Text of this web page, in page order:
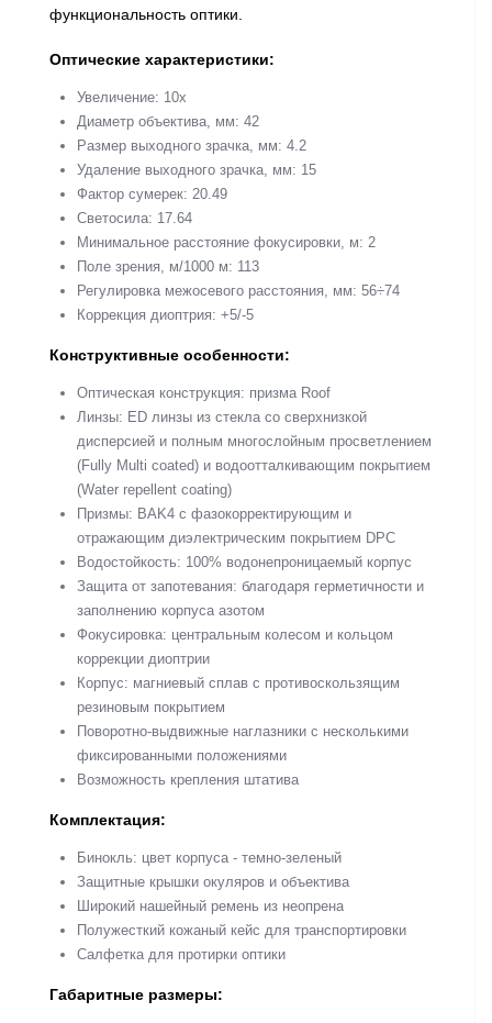
функциональность оптики.
Оптические характеристики:
Увеличение: 10x
Диаметр объектива, мм: 42
Размер выходного зрачка, мм: 4.2
Удаление выходного зрачка, мм: 15
Фактор сумерек: 20.49
Светосила: 17.64
Минимальное расстояние фокусировки, м: 2
Поле зрения, м/1000 м: 113
Регулировка межосевого расстояния, мм: 56÷74
Коррекция диоптрия: +5/-5
Конструктивные особенности:
Оптическая конструкция: призма Roof
Линзы: ED линзы из стекла со сверхнизкой
дисперсией и полным многослойным просветлением
(Fully Multi coated) и водоотталкивающим покрытием
(Water repellent coating)
Призмы: BAK4 с фазокорректирующим и
отражающим диэлектрическим покрытием DPC
Водостойкость: 100% водонепроницаемый корпус
Защита от запотевания: благодаря герметичности и
заполнению корпуса азотом
Фокусировка: центральным колесом и кольцом
коррекции диоптрии
Корпус: магниевый сплав с противоскользящим
резиновым покрытием
Поворотно-выдвижные наглазники с несколькими
фиксированными положениями
Возможность крепления штатива
Комплектация:
Бинокль: цвет корпуса - темно-зеленый
Защитные крышки окуляров и объектива
Широкий нашейный ремень из неопрена
Полужесткий кожаный кейс для транспортировки
Салфетка для протирки оптики
Габаритные размеры: